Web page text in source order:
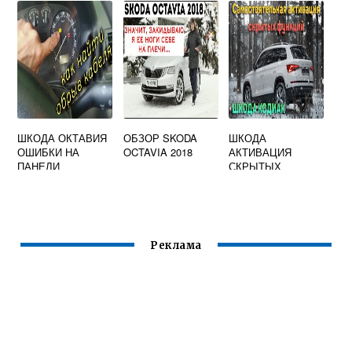
ШКОДА ОКТАВИЯ
ОШИБКИ НА
ПАНЕЛИ
ОБЗОР SKODA
OCTAVIA 2018
ШКОДА
АКТИВАЦИЯ
СКРЫТЫХ
Реклама